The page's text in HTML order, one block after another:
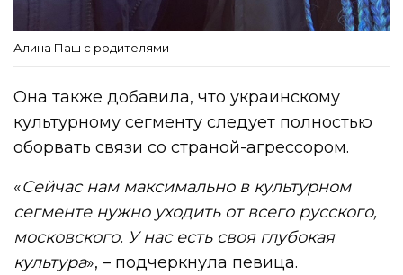
Алина Паш с родителями
Она также добавила, что украинскому
культурному сегменту следует полностью
оборвать связи со страной-агрессором.
«Сейчас нам максимально в культурном
сегменте нужно уходить от всего русского,
московского. У нас есть своя глубокая
культура», – подчеркнула певица.